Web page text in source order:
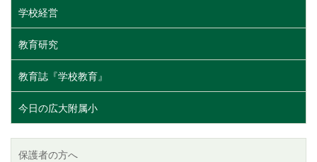
学校経営
教育研究
教育誌『学校教育』
今日の広大附属小
保護者の方へ